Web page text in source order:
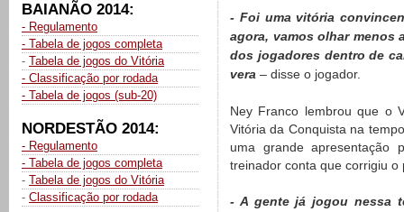
BAIANÃO 2014:
- Regulamento
- Tabela de jogos completa
- Tabela de jogos do Vitória
- Classificação por rodada
- Tabela de jogos (sub-20)
NORDESTÃO 2014:
- Regulamento
- Tabela de jogos completa
- Tabela de jogos do Vitória
- Classificação por rodada
- Foi uma vitória
agora, vamos olhar menos
dos jogadores dentro de
vera – disse o jogador.
Ney Franco lembrou que o
Vitória da Conquista na
uma grande apresentação
treinador conta que corrigiu
- A gente já jogou nessa